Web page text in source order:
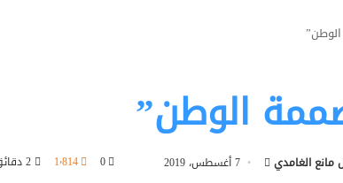
الوطن”
مانع الغامدي
أرسل 7 أغسطس، 2019 0 1٬814